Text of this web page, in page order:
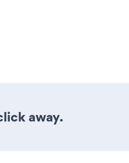
away.